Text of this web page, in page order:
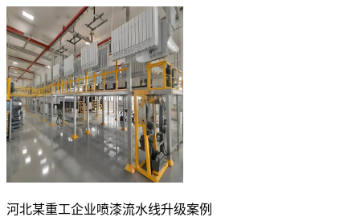
河北某重工企业喷漆流水线升级案例